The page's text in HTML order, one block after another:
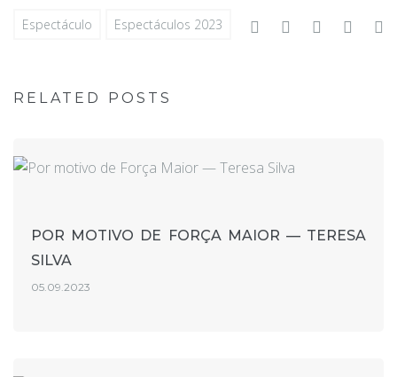
Espectáculo Espectáculos 2023 Facebook
Twitter Google+
RELATED POSTS
POR MOTIVO DE FORÇA MAIOR — TERESA
SILVA
05.09.2023